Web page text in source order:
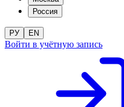
Россия
РУ EN
Войти в учётную запись